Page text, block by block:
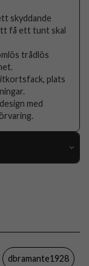
skyddande
få ett tunt skal
trådlös
plats
med
skal, MagSafe-
RFID-skydd
dbramante1928